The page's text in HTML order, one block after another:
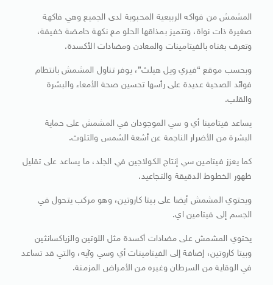
المشمش من فواكه الربيعية المحبوبة لدى الجميع وهي فاكهة
صغيرة ذات نواة، وتتميز بمذاقها الحلو مع نكهة حامضة خفيفة،
وتعرف بغناه بالفيتامينات والمعادن ومضادات الأكسدة.
وبحسب موقع “فيري ويل هيلث”، يوفر تناول المشمش بانتظام
فوائد الصحية عديدة على رأسها تحسين صحة الأمعاء والبشرة
والقلب.
يساعد فيتامينا أي و سي الموجودان في المشمش على حماية
البشرة من الأضرار الناجمة عن أشعة الشمس والتلوث.
كما يعزز فيتامين سي إنتاج الكولاجين في الجلد، ما يساعد على تقليل
ظهور الخطوط الدقيقة والتجاعيد.
ويحتوي المشمش أيضا على بيتا كاروتين، وهو مركب يتحول في
الجسم إلى فيتامين اي.
يحتوي المشمش على مضادات أكسدة مثل اللوتين والزياكسانثين
وبيتا كاروتين، إضافة إلى الفيتامينات أي وسي وآيه، والتي قد تساعد
في الوقاية من السرطان وغيره من الأمراض المزمنة.